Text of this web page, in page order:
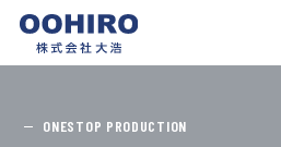
ONESTOP PRODUCTION